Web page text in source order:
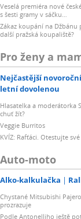
Veselá premiéra nové
s šesti gramy v sáčku…
Zákaz koupání na Džbánu
další pražská koupaliště?
Pro ženy a
Nejčastější
letní dovolenou
Hlasatelka a moderátorka
chuť žít?
Veggie Burritos
KVÍZ: Rafťáci. Otestujte
Auto-moto
Alko-kalkulačka
Chystané Mitsubishi
prozrazuje
Podle Antonelliho ještě